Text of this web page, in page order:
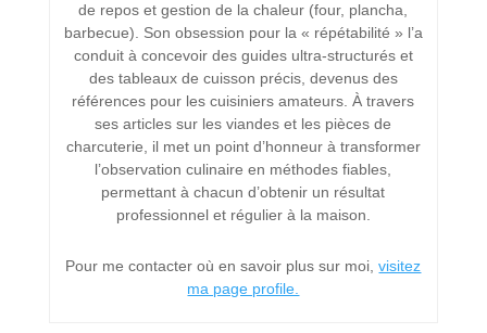
de repos et gestion de la chaleur (four, plancha,
barbecue). Son obsession pour la « répétabilité » l’a
conduit à concevoir des guides ultra-structurés et
des tableaux de cuisson précis, devenus des
références pour les cuisiniers amateurs. À travers
ses articles sur les viandes et les pièces de
charcuterie, il met un point d’honneur à transformer
l’observation culinaire en méthodes fiables,
permettant à chacun d’obtenir un résultat
professionnel et régulier à la maison.
Pour me contacter où en savoir plus sur moi,visitez
ma page profile.